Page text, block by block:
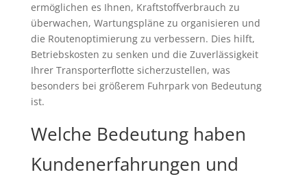
ermöglichen es Ihnen, Kraftstoffverbrauch zu
überwachen, Wartungspläne zu organisieren und
die Routenoptimierung zu verbessern. Dies hilft,
Betriebskosten zu senken und die Zuverlässigkeit
Ihrer Transporterflotte sicherzustellen, was
besonders bei größerem Fuhrpark von Bedeutung
ist.
Welche Bedeutung haben
Kundenerfahrungen und